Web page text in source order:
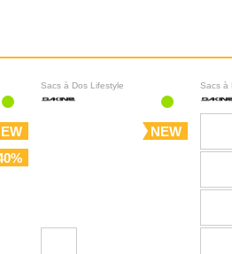
Sacs à Dos Lifestyle
NEW
Sacs à